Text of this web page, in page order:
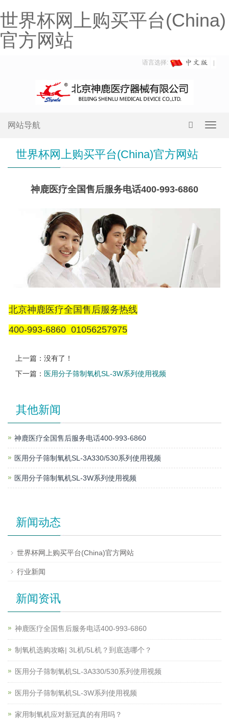
世界杯网上购买平台(China)
官方网站
语言选择:
网站导航
世界杯网上购买平台(China)官方网站
神鹿医疗全国售后服务电话400-993-6860
北京神鹿医疗全国售后服务热线
400-993-6860 01056257975
上一篇：没有了！
下一篇： 医用分子筛制氧机SL-3W系列使用视频
其他新闻
神鹿医疗全国售后服务电话400-993-6860
医用分子筛制氧机SL-3A330/530系列使用视频
医用分子筛制氧机SL-3W系列使用视频
新闻动态
世界杯网上购买平台(China)官方网站
行业新闻
新闻资讯
神鹿医疗全国售后服务电话400-993-6860
制氧机选购攻略| 3L机/5L机？到底选哪个？
医用分子筛制氧机SL-3A330/530系列使用视频
医用分子筛制氧机SL-3W系列使用视频
家用制氧机应对新冠真的有用吗？